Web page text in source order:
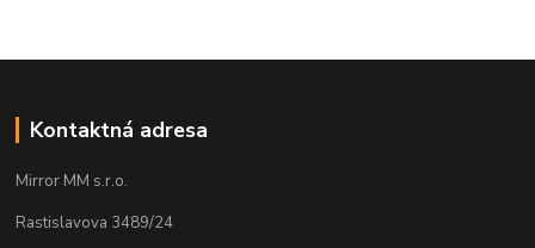
Kontaktná adresa
Mirror MM s.r.o.
Rastislavova 3489/24